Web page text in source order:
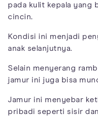
pada kulit kepala yang
cincin.
Kondisi ini menjadi
anak selanjutnya.
Selain menyerang
jamur ini juga bisa
Jamur ini menyebar
pribadi seperti sisir